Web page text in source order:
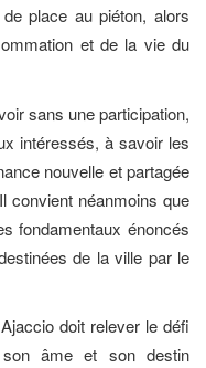
place au piéton, alors
et de la vie du
sans une participation,
intéressés, à savoir les
nouvelle et partagée
convient néanmoins que
fondamentaux énoncés
de la ville par le
doit relever le défi
son âme et son destin